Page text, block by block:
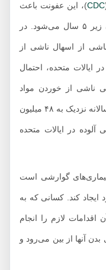
)، این عفونت باعث
حدود ۴۰ درصد موارد بستری در کودکان زیر ۵ سال می‌شود. در
اسهال ناشی از
متحده، احتمال
از خوردن مواد
غذایی آلوده بیشتر است. به گفته CDC، سالانه نزدیک به ۴۸ میلیون
در ایالات متحده
گوارشی است
کند. کسانی که به
لازم را انجام
از بین می‌رود و